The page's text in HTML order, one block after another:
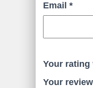
Email *
Your rating
Your review